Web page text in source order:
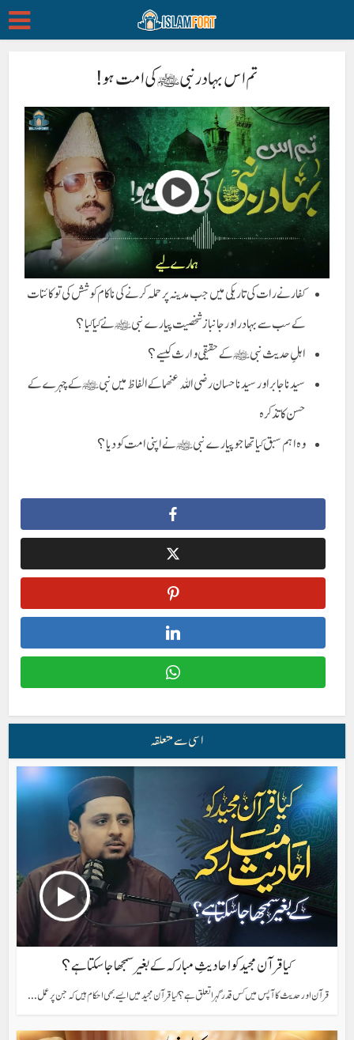
تم اس بہادر نبیﷺ کی امت ہو!
کفار نے رات کی تاریکی میں جب مدینہ پر حملہ کرنے کی ناکام کوشش کی تو کائنات
کے سب سے بہادر اور جانباز شخصیت پیارے نبی ﷺ نے کیا کیا؟
اہلِ حدیث نبیﷺ کے حقیقی وارث کیسے؟
سیدنا جابر اور سیدنا حسان رضی اللہ عنھما کے الفاظ میں نبی ﷺ کے چہرے کے
حسن کا تذکرہ
وہ اہم سبق کیا تھا جو پیارے نبی ﷺ نے اپنی امت کو دیا؟
اسی سے متعلقہ
کیا قرآن مجید کو احادیثِ مبارکہ کے بغیر سمجھا جا سکتا ہے؟
قرآن اور حدیث کا آپس میں کس قدر گہرا تعلق ہے؟ کیا قرآن مجید میں ایسے بھی احکام ہیں کہ جن پر عمل...